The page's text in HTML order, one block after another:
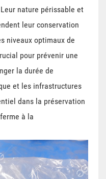
nature périssable et
leur conservation
niveaux optimaux de
pour prévenir une
la durée de
et les infrastructures
dans la préservation
à la